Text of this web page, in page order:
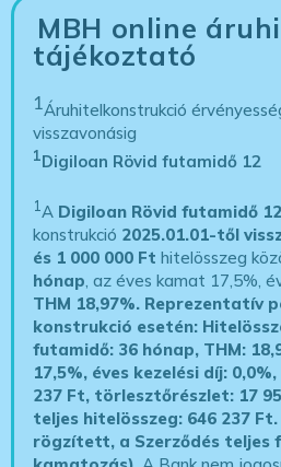
MBH online
tájékoztató
1Áruhitelkonstrukció
visszavonásig
1Digiloan Rövid futamidő 12
1A Digiloan Rövid futamidő 12
konstrukció 2025.01.01-től
és 1 000 000 Ft hitelösszeg
hónap, az éves kamat 17,5%,
THM 18,97%. Reprezentatív
konstrukció esetén:
futamidő: 36 hónap, THM:
17,5%, éves kezelési díj:
237 Ft, törlesztőrészlet: 17
teljes hitelösszeg: 646 237
rögzített, a Szerződés teljes